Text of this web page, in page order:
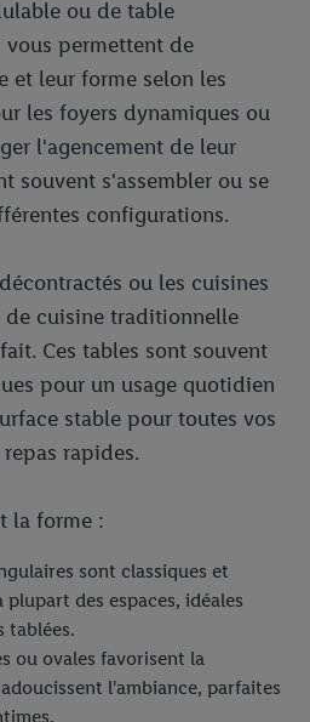
ou de table
vous permettent de
et leur forme selon les
les foyers dynamiques ou
l'agencement de leur
souvent s'assembler ou se
configurations.
ou les cuisines
de cuisine traditionnelle
Ces tables sont souvent
pour un usage quotidien
stable pour toutes vos
rapides.
la forme :
sont classiques et
des espaces, idéales
tablées.
ou ovales favorisent la
l'ambiance, parfaites